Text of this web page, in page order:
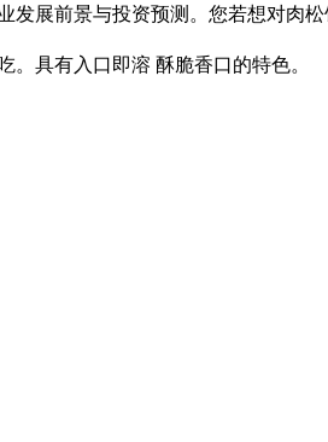
展前景与投资预测。您若想对肉
具有入口即溶 酥脆香口的特色。